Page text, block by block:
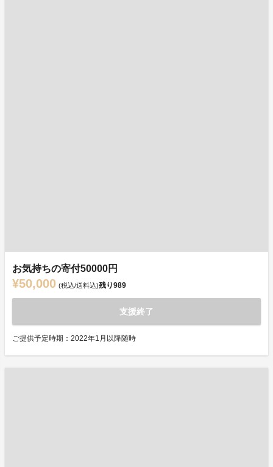
お気持ちの寄付50000円
¥50,000 (税込/送料込)残り989
支援終了
ご提供予定時期：2022年1月以降随時